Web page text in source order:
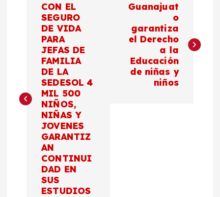
g
CON EL
SEGURO
DE VIDA
PARA
JEFAS DE
FAMILIA
DE LA
SEDESOL 4
MIL 500
NIÑOS,
NIÑAS Y
JOVENES
GARANTIZ
AN
CONTINUI
DAD EN
SUS
ESTUDIOS
Guanajuat
o
garantiza
el Derecho
a la
Educación
de niñas y
niños